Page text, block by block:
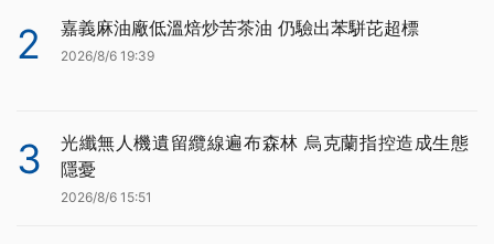
2 嘉義麻油廠低溫焙炒苦茶油 仍驗出苯駢芘超標
2026/8/6 19:39
3
光纖無人機遺留纜線遍布森林 烏克蘭指控造成生態
隱憂
2026/8/6 15:51